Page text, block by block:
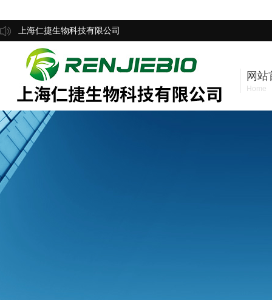
上海仁捷生物科技有限公司
网站
Home